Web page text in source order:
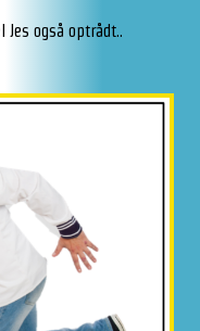
også optrådt..